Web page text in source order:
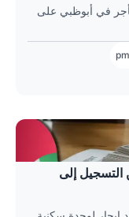
في أبوظبي على
التسجيل إلى